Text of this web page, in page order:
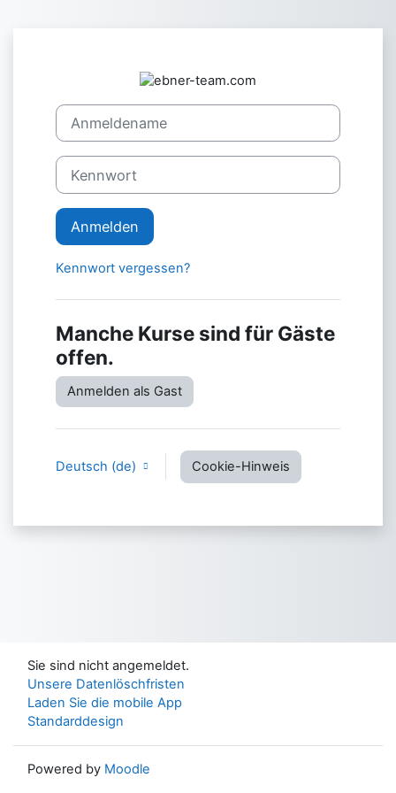
Anmelden bei
Anmeldename
Kennwort
Anmelden
Kennwort vergessen?
Manche Kurse sind für Gäste
offen.
Anmelden als Gast
Deutsch ‎(de)‎ Cookie-Hinweis
Sie sind nicht angemeldet.
Unsere Datenlöschfristen
Laden Sie die mobile App
Standarddesign
Powered by Moodle